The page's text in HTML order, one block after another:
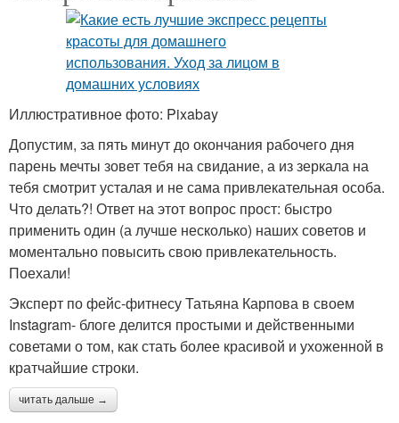
Иллюстративное фото: Pixabay
Допустим, за пять минут до окончания рабочего дня
парень мечты зовет тебя на свидание, а из зеркала на
тебя смотрит усталая и не сама привлекательная особа.
Что делать?! Ответ на этот вопрос прост: быстро
применить один (а лучше несколько) наших советов и
моментально повысить свою привлекательность.
Поехали!
Эксперт по фейс-фитнесу Татьяна Карпова в своем
Instagram- блоге делится простыми и действенными
советами о том, как стать более красивой и ухоженной в
кратчайшие строки.
читать дальше →